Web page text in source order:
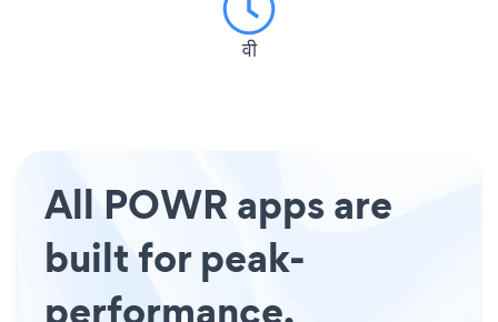
वी
All POWR apps are
built for peak-
performance.